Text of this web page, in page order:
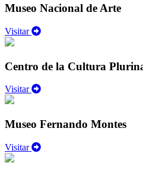
Museo Nacional de Arte
Visitar
Centro de la Cultura
Visitar
Museo Fernando Montes
Visitar